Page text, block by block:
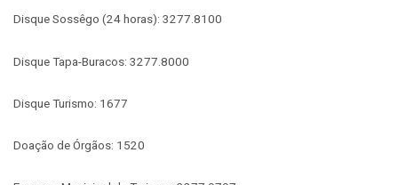
Disque Sossêgo (24 horas): 3277.8100
Disque Tapa-Buracos: 3277.8000
Disque Turismo: 1677
Doação de Órgãos: 1520